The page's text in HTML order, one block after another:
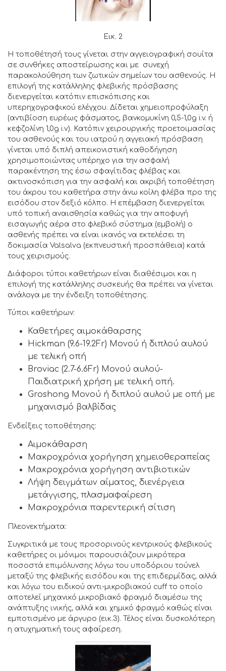
Εικ. 2
Η τοποθέτησή τους γίνεται στην αγγειογραφική σουίτα
σε συνθήκες αποστείρωσης και με συνεχή
παρακολούθηση των ζωτικών σημείων του ασθενούς. Η
επιλογή της κατάλληλης φλεβικής πρόσβασης
διενεργείται κατόπιν επισκόπισης και
υπερηχογραφικού ελέγχου. Δίδεται χημειοπροφύλαξη
(αντιβίοση ευρέως φάσματος, βανκομυκίνη 0,5-1,0g i.v. ή
κεφζολίνη 1,0g i.v). Κατόπιν χειρουργικής προετοιμασίας
του ασθενούς και του ιατρού η αγγειακή πρόσβαση
γίνεται υπό διπλή απεικονιστική καθοδήγηση
χρησιμοποιώντας υπέρηχο για την ασφαλή
παρακέντηση της έσω σφαγίτιδας φλέβας και
ακτινοσκόπιση για την ασφαλή και ακριβή τοποθέτηση
του άκρου του καθετήρα στην άνω κοίλη φλέβα προ της
εισόδου στον δεξιό κόλπο. Η επέμβαση διενεργείται
υπό τοπική αναισθησία καθώς για την αποφυγή
εισαγωγής αέρα στο φλεβικό σύστημα (εμβολή) ο
ασθενής πρέπει να είναι ικανός να εκτελέσει τη
δοκιμασία Valsalva (εκπνευστική προσπάθεια) κατά
τους χειρισμούς.
Διάφοροι τύποι καθετήρων είναι διαθέσιμοι και η
επιλογή της κατάλληλης συσκευής θα πρέπει να γίνεται
ανάλογα με την ένδειξη τοποθέτησης.
Τύποι καθετήρων:
Καθετήρες αιμοκάθαρσης
Hickman (9.6-19.2Fr) Μονού ή διπλού αυλού
με τελική οπή
Broviac (2.7-6.6Fr) Μονού αυλού-
Παιδιατρική χρήση με τελική οπή.
Groshong Μονού ή διπλού αυλού με οπή με
μηχανισμό βαλβίδας
Ενδείξεις τοποθέτησης:
Αιμοκάθαρση
Μακροχρόνια χορήγηση χημειοθεραπείας
Μακροχρόνια χορήγηση αντιβιοτικών
Λήψη δειγμάτων αίματος, διενέργεια
μετάγγισης, πλασμαφαίρεση
Μακροχρόνια παρεντερική σίτιση
Πλεονεκτήματα:
Συγκριτικά με τους προσορινούς κεντρικούς φλεβικούς
καθετήρες οι μόνιμοι παρουσιάζουν μικρότερα
ποσοστά επιμόλυνσης λόγω του υποδόριου τούνελ
μεταξύ της φλεβικής εισόδου και της επιδερμίδας, αλλά
και λόγω του ειδικού αντι-μικροβιακού cuff το οποίο
αποτελεί μηχανικό μικροβιακό φραγμό διαμέσω της
ανάπτυξης ινικής, αλλά και χημικό φραγμό καθώς είναι
εμποτισμένο με άργυρο (εικ.3). Τέλος είναι δυσκολότερη
η ατυχηματική τους αφαίρεση.